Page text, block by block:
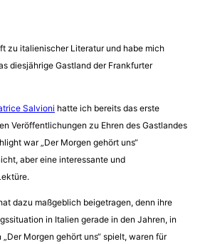
zu italienischer Literatur und habe mich
diesjährige Gastland der Frankfurter
Salvioni hatte ich bereits das erste
Veröffentlichungen zu Ehren des Gastlandes
war „Der Morgen gehört uns“
aber eine interessante und
dazu maßgeblich beigetragen, denn ihre
in Italien gerade in den Jahren, in
Morgen gehört uns“ spielt, waren für